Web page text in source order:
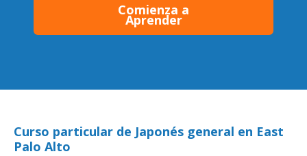
Comienza a
Aprender
Curso particular de Japonés general en East
Palo Alto